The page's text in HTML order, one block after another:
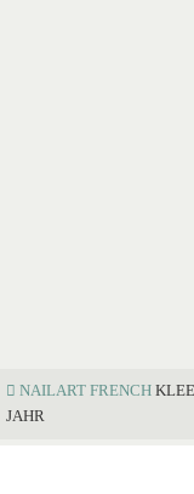
NAILART FRENCH
JAHR